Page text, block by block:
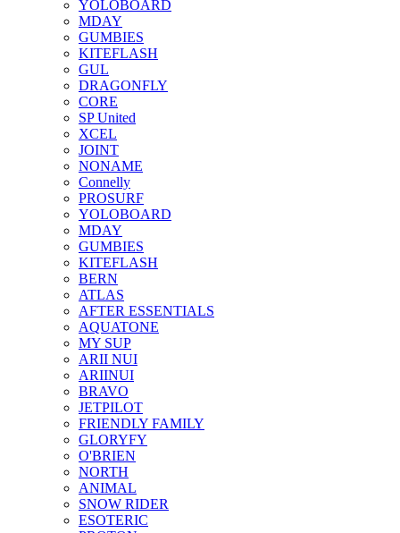
YOLOBOARD
MDAY
GUMBIES
KITEFLASH
GUL
DRAGONFLY
CORE
SP United
XCEL
JOINT
NONAME
Connelly
PROSURF
YOLOBOARD
MDAY
GUMBIES
KITEFLASH
BERN
ATLAS
AFTER ESSENTIALS
AQUATONE
MY SUP
ARII NUI
ARIINUI
BRAVO
JETPILOT
FRIENDLY FAMILY
GLORYFY
O'BRIEN
NORTH
ANIMAL
SNOW RIDER
ESOTERIC